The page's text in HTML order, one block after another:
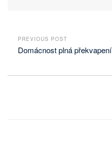
PREVIOUS POST
Domácnost plná překvapení